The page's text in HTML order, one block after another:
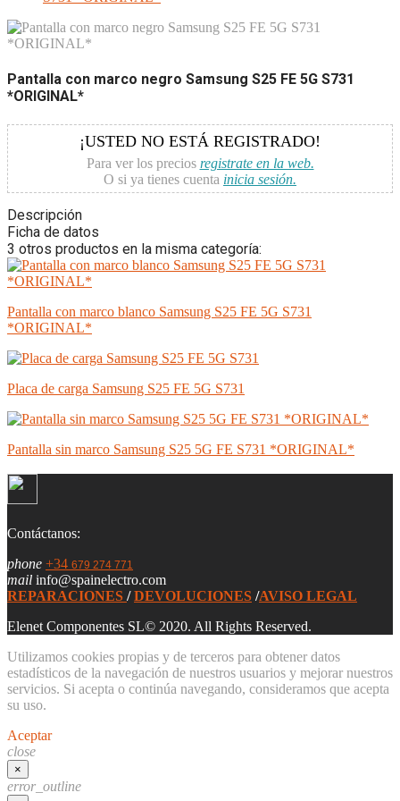
Pantalla con marco negro Samsung S25 FE 5G S731
*ORIGINAL*
¡USTED NO ESTÁ REGISTRADO!
Para ver los precios registrate en la web.
O si ya tienes cuenta inicia sesión.
Descripción
Ficha de datos
3 otros productos en la misma categoría:
Pantalla con marco blanco Samsung S25 FE 5G S731
*ORIGINAL*
Placa de carga Samsung S25 FE 5G S731
Pantalla sin marco Samsung S25 5G FE S731 *ORIGINAL*
Contáctanos:
phone +34 679 274 771
mail info@spainelectro.com
REPARACIONES /DEVOLUCIONES /AVISO LEGAL
Elenet Componentes SL© 2020. All Rights Reserved.
Utilizamos cookies propias y de terceros para obtener datos
estadísticos de la navegación de nuestros usuarios y mejorar nuestros
servicios. Si acepta o continúa navegando, consideramos que acepta
su uso.
Aceptar
close
×
error_outline